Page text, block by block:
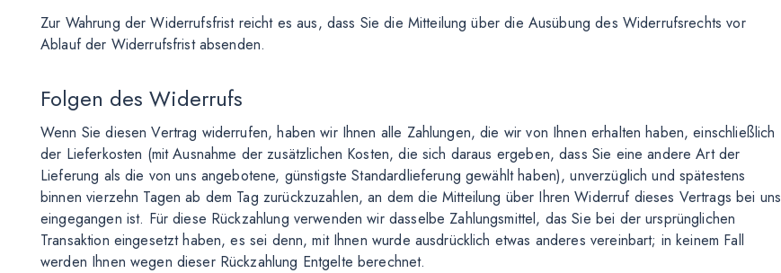
Zur Wahrung der Widerrufsfrist reicht es aus, dass Sie die Mitteilung über die Ausübung des Widerrufsrechts vor
Ablauf der Widerrufsfrist absenden.
Folgen des Widerrufs
Wenn Sie diesen Vertrag widerrufen, haben wir Ihnen alle Zahlungen, die wir von Ihnen erhalten haben, einschließlich
der Lieferkosten (mit Ausnahme der zusätzlichen Kosten, die sich daraus ergeben, dass Sie eine andere Art der
Lieferung als die von uns angebotene, günstigste Standardlieferung gewählt haben), unverzüglich und spätestens
binnen vierzehn Tagen ab dem Tag zurückzuzahlen, an dem die Mitteilung über Ihren Widerruf dieses Vertrags bei uns
eingegangen ist. Für diese Rückzahlung verwenden wir dasselbe Zahlungsmittel, das Sie bei der ursprünglichen
Transaktion eingesetzt haben, es sei denn, mit Ihnen wurde ausdrücklich etwas anderes vereinbart; in keinem Fall
werden Ihnen wegen dieser Rückzahlung Entgelte berechnet.